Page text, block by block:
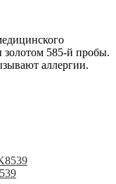
золотом 585-й пробы.
аллергии.